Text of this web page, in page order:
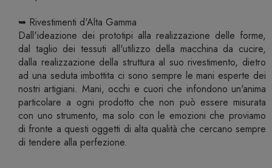
➥ Rivestimenti d'Alta Gamma
Dall'ideazione dei prototipi alla realizzazione delle forme,
dal taglio dei tessuti all'utilizzo della macchina da cucire,
dalla realizzazione della struttura al suo rivestimento, dietro
ad una seduta imbottita ci sono sempre le mani esperte dei
nostri artigiani. Mani, occhi e cuori che infondono un'anima
particolare a ogni prodotto che non può essere misurata
con uno strumento, ma solo con le emozioni che proviamo
di fronte a questi oggetti di alta qualità che cercano sempre
di tendere alla perfezione.